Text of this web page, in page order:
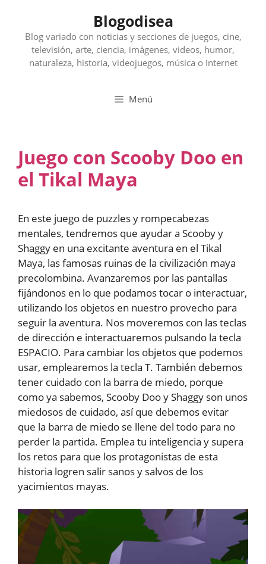
contenido
Blogodisea
Blog variado con noticias y secciones de juegos, cine,
televisión, arte, ciencia, imágenes, videos, humor,
naturaleza, historia, videojuegos, música o Internet
Menú
Juego con Scooby Doo en
el Tikal Maya
En este juego de puzzles y rompecabezas
mentales, tendremos que ayudar a Scooby y
Shaggy en una excitante aventura en el Tikal
Maya, las famosas ruinas de la civilización maya
precolombina. Avanzaremos por las pantallas
fijándonos en lo que podamos tocar o interactuar,
utilizando los objetos en nuestro provecho para
seguir la aventura. Nos moveremos con las teclas
de dirección e interactuaremos pulsando la tecla
ESPACIO. Para cambiar los objetos que podemos
usar, emplearemos la tecla T. También debemos
tener cuidado con la barra de miedo, porque
como ya sabemos, Scooby Doo y Shaggy son unos
miedosos de cuidado, así que debemos evitar
que la barra de miedo se llene del todo para no
perder la partida. Emplea tu inteligencia y supera
los retos para que los protagonistas de esta
historia logren salir sanos y salvos de los
yacimientos mayas.